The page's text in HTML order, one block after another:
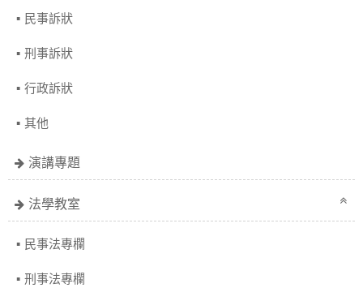
民事訴狀
刑事訴狀
行政訴狀
其他
演講專題
法學教室
民事法專欄
刑事法專欄